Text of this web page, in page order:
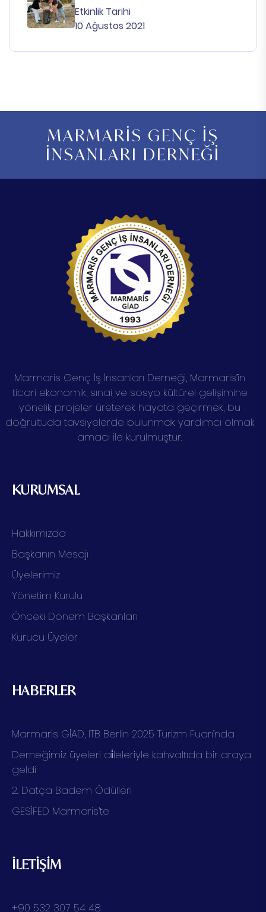
Etkinlik Tarihi
10 Ağustos 2021
MARMARİS GENÇ İŞ
İNSANLARI DERNEĞİ
Marmaris Genç İş İnsanları Derneği, Marmaris’in
ticari ekonomik, sınai ve sosyo kültürel gelişimine
yönelik projeler üreterek hayata geçirmek, bu
doğrultuda tavsiyelerde bulunmak yardımcı olmak
amacı ile kurulmuştur.
KURUMSAL
Hakkımızda
Başkanın Mesajı
Üyelerimiz
Yönetim Kurulu
Önceki Dönem Başkanları
Kurucu Üyeler
HABERLER
Marmaris GİAD, ITB Berlin 2025 Turizm Fuarı’nda
Derneğimiz üyeleri ai̇leleriyle kahvaltıda bir araya
geldi
2. Datça Badem Ödülleri
GESİFED Marmaris’te
İLETİŞİM
+90 532 307 54 48